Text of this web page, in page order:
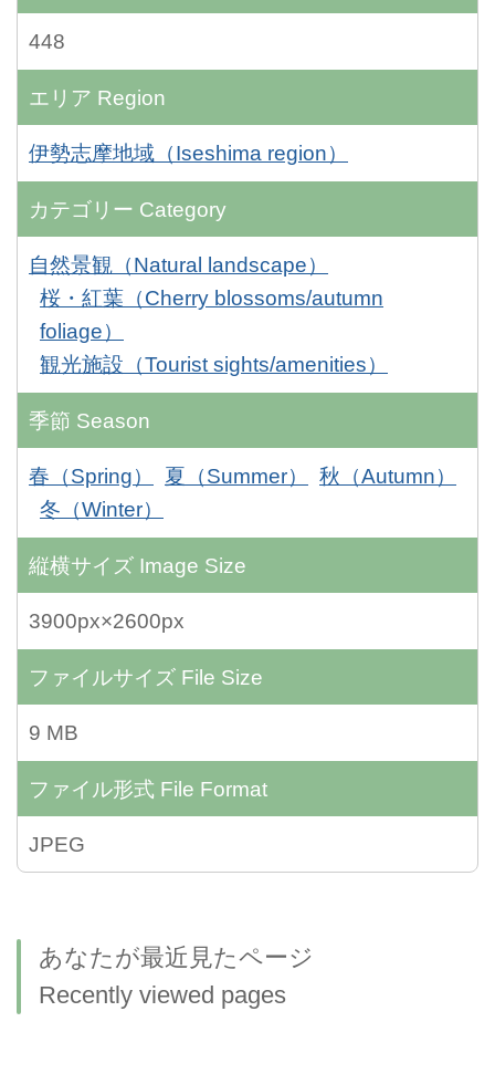
448
エリア Region
伊勢志摩地域（Iseshima region）
カテゴリー Category
自然景観（Natural landscape）
桜・紅葉（Cherry blossoms/autumn
foliage）
観光施設（Tourist sights/amenities）
季節 Season
春（Spring） 夏（Summer）
秋（Autumn）
冬（Winter）
縦横サイズ Image Size
3900px×2600px
ファイルサイズ File Size
9 MB
ファイル形式 File Format
JPEG
あなたが最近見たページ
Recently viewed pages